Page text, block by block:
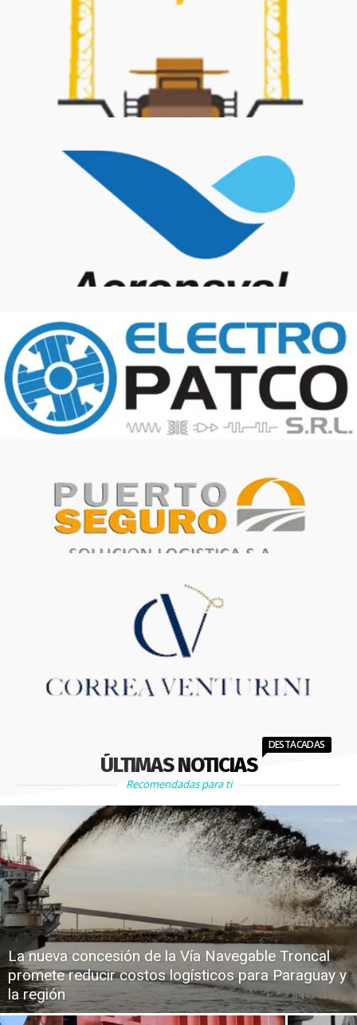
ÚLTIMAS NOTICIAS
DESTACADAS
Recomendadas para ti
La nueva concesión de la Vía Navegable Troncal
promete reducir costos logísticos para Paraguay y
la región